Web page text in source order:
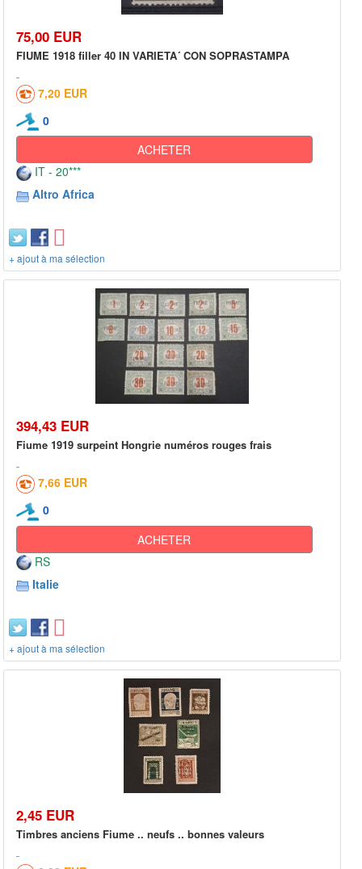
75,00 EUR
FIUME 1918 filler 40 IN VARIETA´ CON SOPRASTAMPA
7,20 EUR
0
ACHETER
IT - 20***
Altro Africa
+ ajout à ma sélection
394,43 EUR
Fiume 1919 surpeint Hongrie numéros rouges frais
7,66 EUR
0
ACHETER
RS
Italie
+ ajout à ma sélection
2,45 EUR
Timbres anciens Fiume .. neufs .. bonnes valeurs